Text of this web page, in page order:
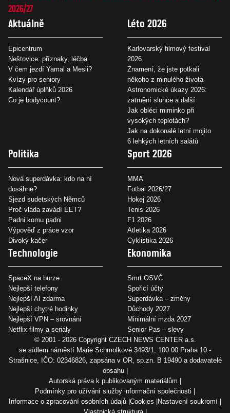
2026/27
Aktuálně
Epicentrum
Neštovice: příznaky, léčba
V čem jezdí Yamal a Mesii?
Kvízy pro seniory
Kalendář úplňků 2026
Co je bodycount?
Léto 2026
Karlovarský filmový festival
2026
Znamení, že jste potkali
někoho z minulého života
Astronomické úkazy 2026:
zatmění slunce a další
Jak obléci miminko při
vysokých teplotách?
Jak na dokonalé letní mojito
6 lehkých letních salátů
Politika
Nová superdávka: kdo na ní
dosáhne?
Sjezd sudetských Němců
Proč vláda zavádí EET?
Padni komu padni
Výpověď z práce vzor
Divoký kačer
Sport 2026
MMA
Fotbal 2026/27
Hokej 2026
Tenis 2026
F1 2026
Atletika 2026
Cyklistika 2026
Technologie
SpaceX na burze
Nejlepší telefony
Nejlepší AI zdarma
Nejlepší chytré hodinky
Nejlepší VPN – srovnání
Netflix filmy a seriály
Ekonomika
Smrt OSVČ
Spořicí účty
Superdávka – změny
Důchody 2027
Minimální mzda 2027
Senior Pas – slevy
© 2001 - 2026 Copyright CZECH NEWS CENTER a.s.
se sídlem náměstí Marie Schmolkové 3493/1, 100 00 Praha 10 -
Strašnice, IČO: 02346826, zapsána v OR, sp.zn. B 19490 a dodavatelé
obsahu
Autorská práva k publikovaným materiálům
Podmínky pro užívání služby informační společnosti
Informace o zpracování osobních údajů Cookies Nastavení soukromí